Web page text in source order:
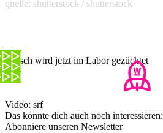
quelle: shutterstock / shutterstock
Fleisch wird jetzt im Labor gezüchtet
Video: srf
Das könnte dich auch noch interessieren:
Abonniere unseren Newsletter